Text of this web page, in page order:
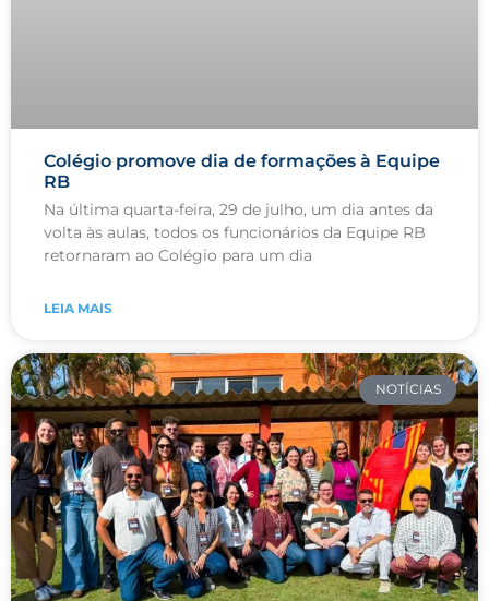
Colégio promove dia de formações à Equipe
RB
Na última quarta-feira, 29 de julho, um dia antes da
volta às aulas, todos os funcionários da Equipe RB
retornaram ao Colégio para um dia
LEIA MAIS
NOTÍCIAS